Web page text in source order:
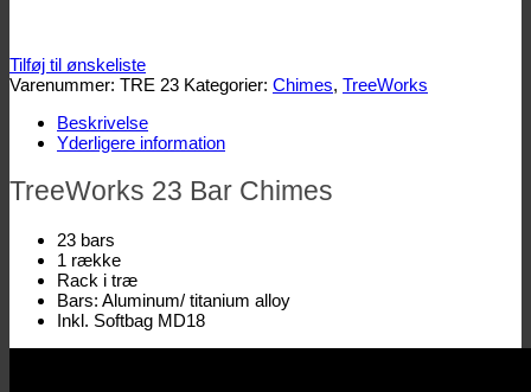
Tilføj til ønskeliste
Varenummer: TRE 23 Kategorier: Chimes, TreeWorks
Beskrivelse
Yderligere information
TreeWorks 23 Bar Chimes
23 bars
1 række
Rack i træ
Bars: Aluminum/ titanium alloy
Inkl. Softbag MD18